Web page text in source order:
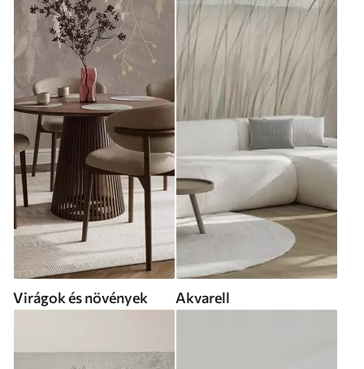
Virágok és növények Akvarell